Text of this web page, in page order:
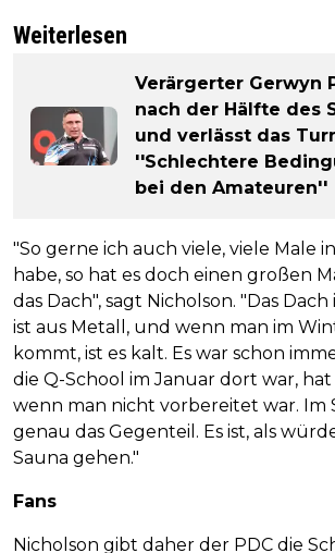
Weiterlesen
Verärgerter Gerwyn
nach der Hälfte des
und verlässt das
''Schlechtere
bei den Amateuren''
"So gerne ich auch viele, viele Male
habe, so hat es doch einen großen
das Dach", sagt Nicholson. "Das
ist aus Metall, und wenn man im
kommt, ist es kalt. Es war schon
die Q-School im Januar dort war,
wenn man nicht vorbereitet war. Im
genau das Gegenteil. Es ist, als
Sauna gehen."
Fans
Nicholson gibt daher der PDC die